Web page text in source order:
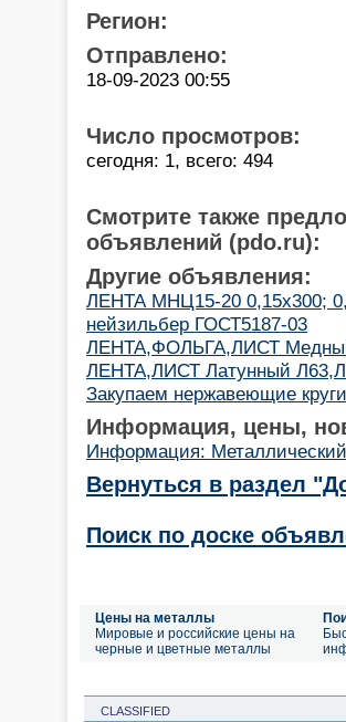
Регион:
Отправлено:
18-09-2023 00:55
Число просмотров:
сегодня: 1, всего: 494
Смотрите также
объявлений (pdo.ru):
Другие объявления:
ЛЕНТА МНЦ15-20 0,15х300;
нейзильбер ГОСТ5187-03
ЛЕНТА,ФОЛЬГА,ЛИСТ
ЛЕНТА,ЛИСТ Латунный
Закупаем нержавеющие
Информация, цены,
Информация:
Вернуться в раздел
Поиск по доске
Цены на металлы
Мировые и российские цены на
черные и цветные металлы
CLASSIFIED